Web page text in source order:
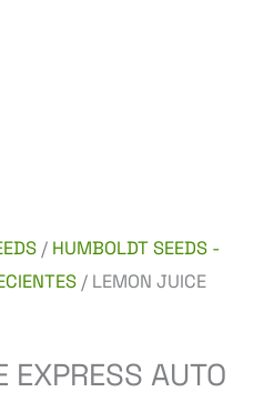
/ HUMBOLDT SEEDS -
/ LEMON JUICE
EXPRESS AUTO